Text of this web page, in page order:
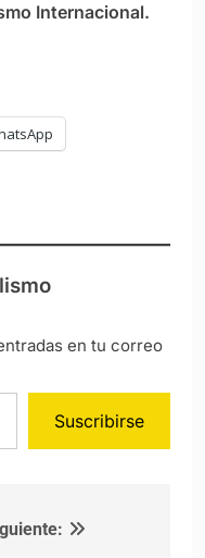
Internacional.
en tu correo
Suscribirse